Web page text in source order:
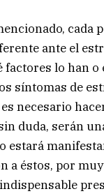
cada
ante el
lo han o
síntomas de
necesario
duda, serán
estará
a éstos, por